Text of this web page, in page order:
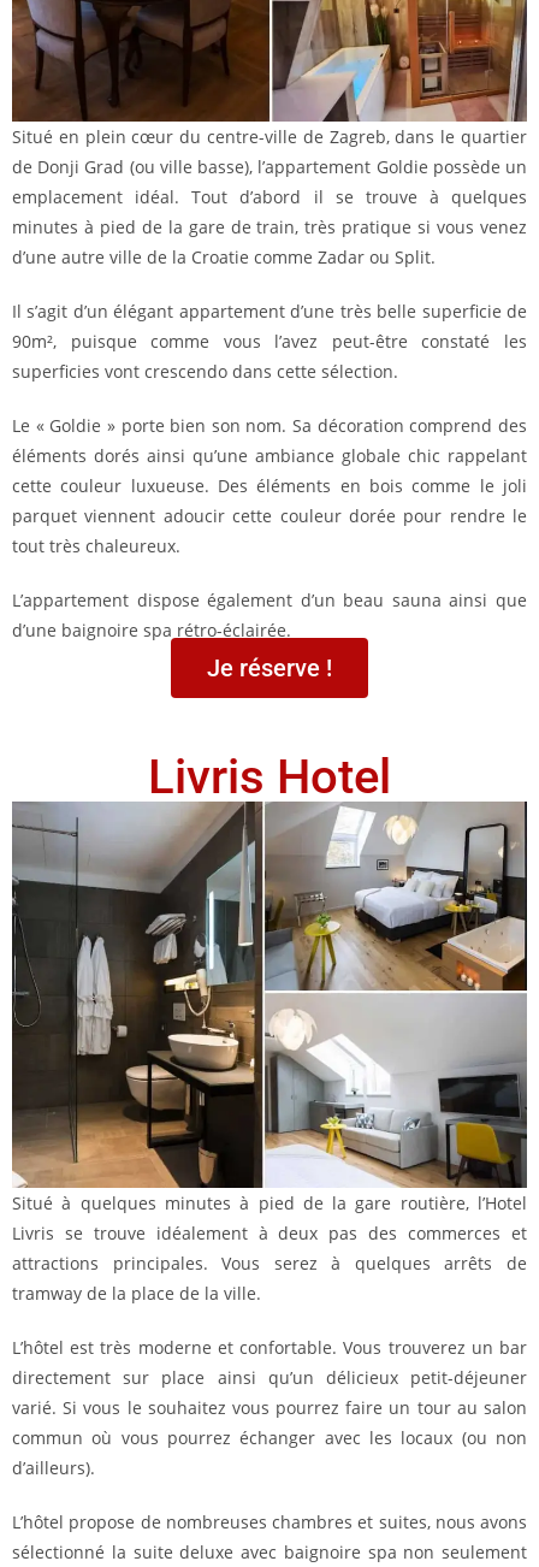
Situé en plein cœur du centre-ville de Zagreb, dans le quartier
de Donji Grad (ou ville basse), l’appartement Goldie possède un
emplacement idéal. Tout d’abord il se trouve à quelques
minutes à pied de la gare de train, très pratique si vous venez
d’une autre ville de la Croatie comme Zadar ou Split.
Il s’agit d’un élégant appartement d’une très belle superficie de
90m², puisque comme vous l’avez peut-être constaté les
superficies vont crescendo dans cette sélection.
Le « Goldie » porte bien son nom. Sa décoration comprend des
éléments dorés ainsi qu’une ambiance globale chic rappelant
cette couleur luxueuse. Des éléments en bois comme le joli
parquet viennent adoucir cette couleur dorée pour rendre le
tout très chaleureux.
L’appartement dispose également d’un beau sauna ainsi que
d’une baignoire spa rétro-éclairée.
Je réserve !
Livris Hotel
Situé à quelques minutes à pied de la gare routière, l’Hotel
Livris se trouve idéalement à deux pas des commerces et
attractions principales. Vous serez à quelques arrêts de
tramway de la place de la ville.
L’hôtel est très moderne et confortable. Vous trouverez un bar
directement sur place ainsi qu’un délicieux petit-déjeuner
varié. Si vous le souhaitez vous pourrez faire un tour au salon
commun où vous pourrez échanger avec les locaux (ou non
d’ailleurs).
L’hôtel propose de nombreuses chambres et suites, nous avons
sélectionné la suite deluxe avec baignoire spa non seulement